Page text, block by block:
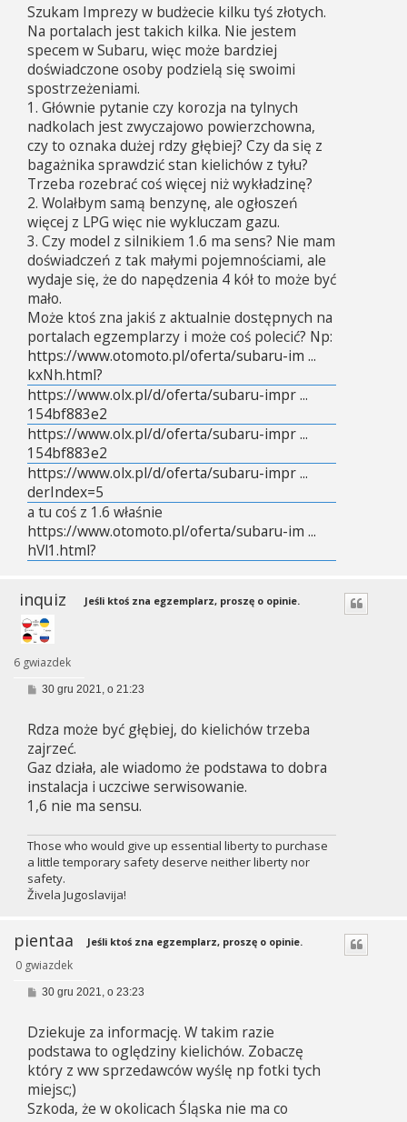
t
Szukam Imprezy w budżecie kilku tyś złotych.
Na portalach jest takich kilka. Nie jestem
specem w Subaru, więc może bardziej
doświadczone osoby podzielą się swoimi
spostrzeżeniami.
1. Głównie pytanie czy korozja na tylnych
nadkolach jest zwyczajowo powierzchowna,
czy to oznaka dużej rdzy głębiej? Czy da się z
bagażnika sprawdzić stan kielichów z tyłu?
Trzeba rozebrać coś więcej niż wykładzinę?
2. Wolałbym samą benzynę, ale ogłoszeń
więcej z LPG więc nie wykluczam gazu.
3. Czy model z silnikiem 1.6 ma sens? Nie mam
doświadczeń z tak małymi pojemnościami, ale
wydaje się, że do napędzenia 4 kół to może być
mało.
Może ktoś zna jakiś z aktualnie dostępnych na
portalach egzemplarzy i może coś polecić? Np:
https://www.otomoto.pl/oferta/subaru-im ...
kxNh.html?
https://www.olx.pl/d/oferta/subaru-impr ...
154bf883e2
https://www.olx.pl/d/oferta/subaru-impr ...
154bf883e2
https://www.olx.pl/d/oferta/subaru-impr ...
derIndex=5
a tu coś z 1.6 właśnie
https://www.otomoto.pl/oferta/subaru-im ...
hVl1.html?
inquiz
6 gwiazdek
Jeśli ktoś zna egzemplarz, proszę o opinie.
P
t
30 gru 2021, o 21:23
Rdza może być głębiej, do kielichów trzeba
zajrzeć.
Gaz działa, ale wiadomo że podstawa to dobra
instalacja i uczciwe serwisowanie.
1,6 nie ma sensu.
Those who would give up essential liberty to purchase
a little temporary safety deserve neither liberty nor
safety.
Živela Jugoslavija!
pientaa
0 gwiazdek
Jeśli ktoś zna egzemplarz, proszę o opinie.
P
t
30 gru 2021, o 23:23
Dziekuje za informację. W takim razie
podstawa to oględziny kielichów. Zobaczę
który z ww sprzedawców wyślę np fotki tych
miejsc;)
Szkoda, że w okolicach Śląska nie ma co